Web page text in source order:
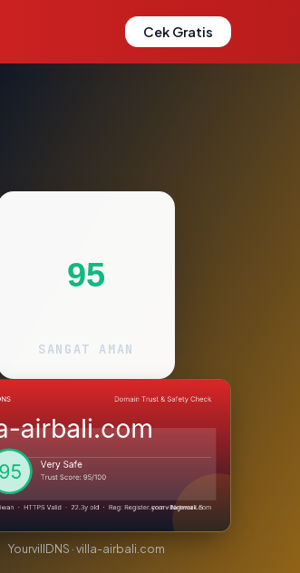
Cek Gratis
95
SANGAT AMAN
YourvillDNS · villa-airbali.com